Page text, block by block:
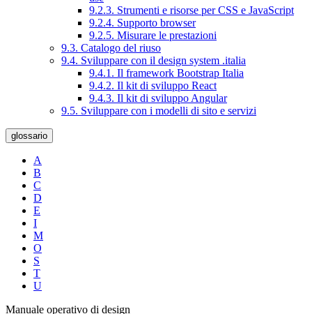
9.2.3. Strumenti e risorse per CSS e JavaScript
9.2.4. Supporto browser
9.2.5. Misurare le prestazioni
9.3. Catalogo del riuso
9.4. Sviluppare con il design system .italia
9.4.1. Il framework Bootstrap Italia
9.4.2. Il kit di sviluppo React
9.4.3. Il kit di sviluppo Angular
9.5. Sviluppare con i modelli di sito e servizi
glossario
A
B
C
D
E
I
M
O
S
T
U
Manuale operativo di design